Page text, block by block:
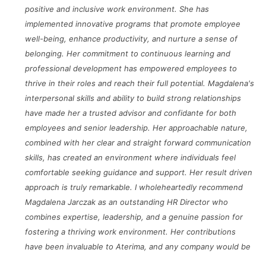
positive and inclusive work environment. She has
implemented innovative programs that promote employee
well-being, enhance productivity, and nurture a sense of
belonging. Her commitment to continuous learning and
professional development has empowered employees to
thrive in their roles and reach their full potential. Magdalena's
interpersonal skills and ability to build strong relationships
have made her a trusted advisor and confidante for both
employees and senior leadership. Her approachable nature,
combined with her clear and straight forward communication
skills, has created an environment where individuals feel
comfortable seeking guidance and support. Her result driven
approach is truly remarkable. I wholeheartedly recommend
Magdalena Jarczak as an outstanding HR Director who
combines expertise, leadership, and a genuine passion for
fostering a thriving work environment. Her contributions
have been invaluable to Aterima, and any company would be